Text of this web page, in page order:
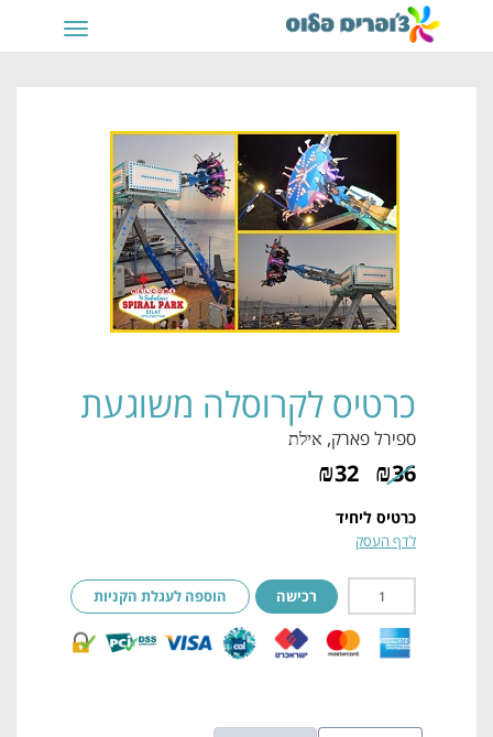
תפריט
כרטיס לקרוסלה משוגעת
ספירל פארק, אילת
₪36
₪32
כרטיס ליחיד
לדף העסק
רכישה הוספה לעגלת הקניות